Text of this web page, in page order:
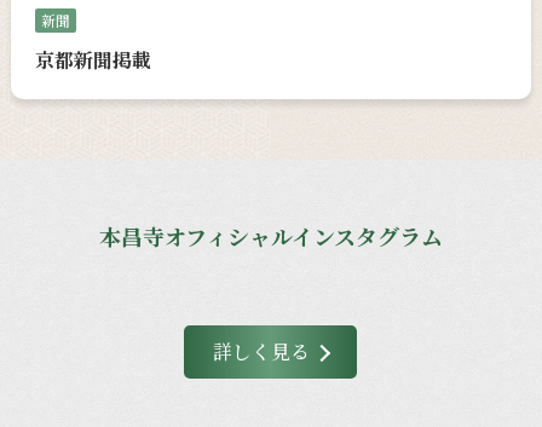
新聞
京都新聞掲載
本昌寺オフィシャルインスタグラム
詳しく見る